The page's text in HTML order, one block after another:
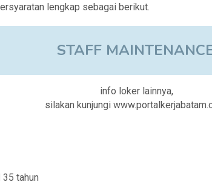
lengkap sebagai berikut.
STAFF
info loker lainnya,
silakan kunjungi
tahun